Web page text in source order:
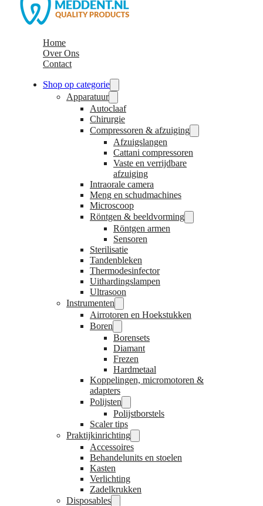
Home
Over Ons
Contact
Shop op categorie
Apparatuur
Autoclaaf
Chirurgie
Compressoren & afzuiging
Afzuigslangen
Cattani compressoren
Vaste en verrijdbare
afzuiging
Intraorale camera
Meng en schudmachines
Microscoop
Röntgen & beeldvorming
Röntgen armen
Sensoren
Sterilisatie
Tandenbleken
Thermodesinfector
Uithardingslampen
Ultrasoon
Instrumenten
Airrotoren en Hoekstukken
Boren
Borensets
Diamant
Frezen
Hardmetaal
Koppelingen, micromotoren &
adapters
Polijsten
Polijstborstels
Scaler tips
Praktijkinrichting
Accessoires
Behandelunits en stoelen
Kasten
Verlichting
Zadelkrukken
Disposables